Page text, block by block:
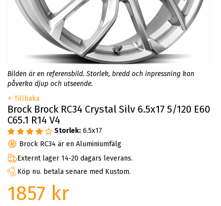
Bilden är en referensbild. Storlek, bredd och inpressning kan
påverka djup och utseende.
Tillbaka
Brock Brock RC34 Crystal Silv 6.5x17 5/120 E60
C65.1 R14 V4
Storlek: 6.5x17
Brock RC34 är en Aluminiumfälg
Externt lager 14-20 dagars leverans.
Köp nu. betala senare med Kustom.
1857 kr